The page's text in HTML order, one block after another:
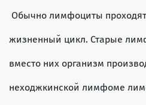
Обычно лимфоциты
жизненный цикл. Старые
вместо них организм
неходжкинской лимфоме